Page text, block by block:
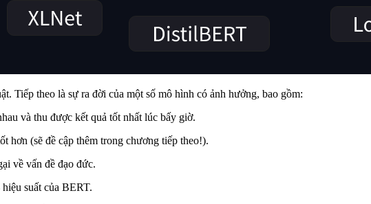
Tiếp theo là sự ra đời của một số mô hình có ảnh hưởng, bao gồm:
và thu được kết quả tốt nhất lúc bấy giờ.
hơn (sẽ đề cập thêm trong chương tiếp theo!).
về vấn đề đạo đức.
suất của BERT.